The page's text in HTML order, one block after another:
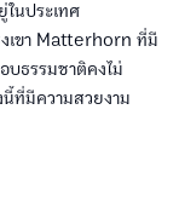
ในประเทศ
เขา Matterhorn ที่มี
บธรรมชาติคงไม่
ที่มีความสวยงาม